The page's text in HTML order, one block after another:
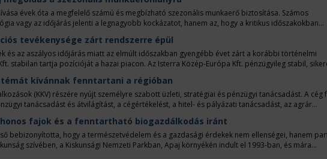
évek óta a megfelelő számú és megbízható szezonális munkaerő biztosítása. Számos
vagy az időjárás jelenti a legnagyobb kockázatot, hanem az, hogy a kritikus időszakokban
tevékenysége zárt rendszerre épül
és az aszályos időjárás miatt az elmúlt időszakban gyengébb évet zárt a korábbi történelmi
stabilan tartja pozícióját a hazai piacon. Az Isterra Közép-Európa Kft. pénzügyileg stabil,
kívánnak fenntartani a régióban
(KKV) részére nyújt személyre szabott üzleti, stratégiai és pénzügyi tanácsadást. A cég
tanácsadást és átvilágítást, a cégértékelést, a hitel- és pályázati tanácsadást, az agrár
is. A cégalapító és tulajdonos Kovács Viktor Zoltán, aki egyben a cég szakmai arca és
fajok és a fenntartható biogazdálkodás iránt
bebizonyította, hogy a természetvédelem és a gazdasági érdekek nem ellenségei, hanem
szívében, a Kiskunsági Nemzeti Parkban, Apaj környékén indult el 1993-ban, és mára